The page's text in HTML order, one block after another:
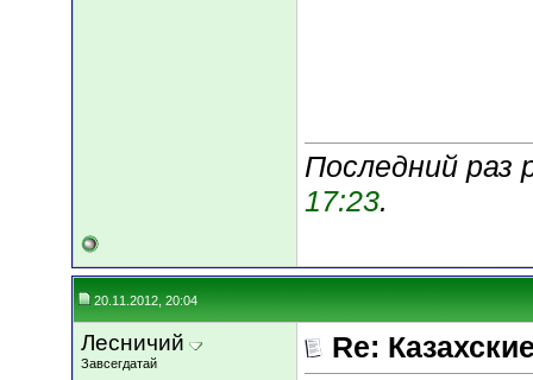
Последний раз
17:23.
20.11.2012, 20:04
Лесничий
Завсегдатай
Re: